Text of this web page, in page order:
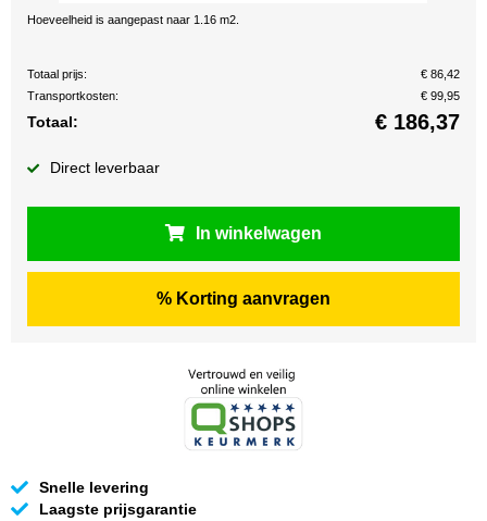
Hoeveelheid is aangepast naar 1.16 m2.
Totaal prijs:
€ 86,42
Transportkosten:
€ 99,95
Totaal: € 186,37
Direct leverbaar
In winkelwagen
% Korting aanvragen
Snelle levering
Laagste prijsgarantie